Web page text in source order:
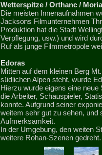
Wetterspitze / Orthanc / Moria
Die meisten Innenaufnahmen
Jacksons Filmunternehmen
Produktion hat die Stadt
Verpflegung, usw.) und wird
Ruf als junge Filmmetropole
Edoras
Mitten auf dem kleinen Berg
südlichen Alpen steht, wurde
Hierzu wurde eigens eine
die Arbeiter, Schauspieler,
konnte. Aufgrund seiner
weitem sehr gut zu sehen, und
Aufmerksamkeit.
In der Umgebung, den weiten
weitere Rohan-Szenen gedreht.